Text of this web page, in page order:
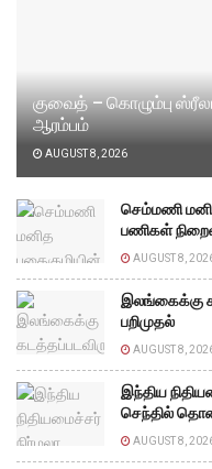
குவைத் – கொழும்பு
ஆரம்பம்
AUGUST 8, 2026
செம்மணி
பணிகள்
AUGUST 8,
இலங்கைக்கு
பறிமுதல்
AUGUST 8,
இந்திய
செந்தில்
AUGUST 8,